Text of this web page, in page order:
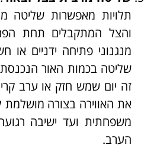
תלויות מאפשרות שליטה
והצל המתקבלים תחת
מנגנוני פתיחה ידניים או
שליטה בכמות האור הנכנסת
זה יום שמש חזק או ערב
את האווירה בצורה מושלמת
משפחתית ועד ישיבה
הערב.